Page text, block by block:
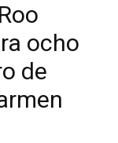
ocho
de